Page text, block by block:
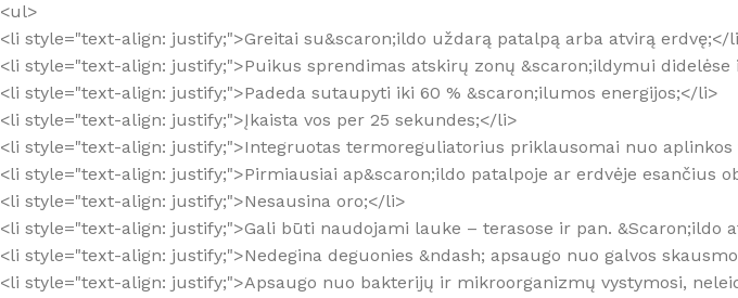
<ul>
<li style="text-align: justify;">Greitai su&scaron;ildo uždarą patalpą arba atvirą erdvę;</
<li style="text-align: justify;">Puikus sprendimas atskirų zonų &scaron;ildymui didelėse
<li style="text-align: justify;">Padeda sutaupyti iki 60 % &scaron;ilumos energijos;</li>
<li style="text-align: justify;">Įkaista vos per 25 sekundes;</li>
<li style="text-align: justify;">Integruotas termoreguliatorius priklausomai nuo
<li style="text-align: justify;">Pirmiausiai ap&scaron;ildo patalpoje ar erdvėje esančius
<li style="text-align: justify;">Nesausina oro;</li>
<li style="text-align: justify;">Gali būti naudojami lauke – terasose ir pan.
<li style="text-align: justify;">Nedegina deguonies &ndash; apsaugo nuo galvos
<li style="text-align: justify;">Apsaugo nuo bakterijų ir mikroorganizmų vystymosi,